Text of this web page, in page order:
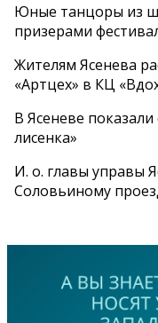
Юные танцоры из
призерами
Жителям Ясенева
«Артцех» в КЦ
В Ясеневе
лисенка»
И. о. главы управы
Соловьиному